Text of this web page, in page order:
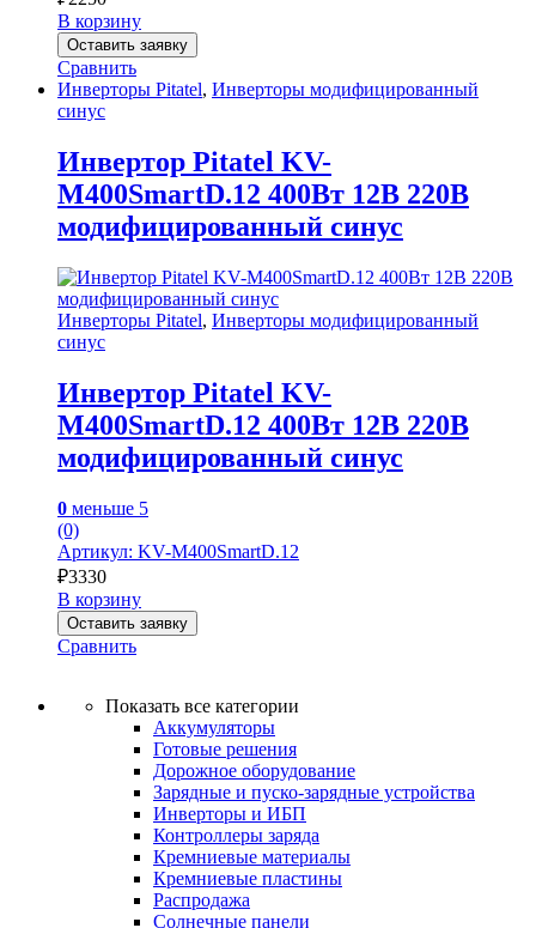
В корзину
Оставить заявку
Сравнить
Инверторы Pitatel, Инверторы модифицированный
синус
Инвертор Pitatel KV-
M400SmartD.12 400Вт 12В 220В
модифицированный синус
Инверторы Pitatel, Инверторы модифицированный
синус
Инвертор Pitatel KV-
M400SmartD.12 400Вт 12В 220В
модифицированный синус
0 меньше 5
(0)
Артикул: KV-M400SmartD.12
₽3330
В корзину
Оставить заявку
Сравнить
Показать все категории
Аккумуляторы
Готовые решения
Дорожное оборудование
Зарядные и пуско-зарядные устройства
Инверторы и ИБП
Контроллеры заряда
Кремниевые материалы
Кремниевые пластины
Распродажа
Солнечные панели